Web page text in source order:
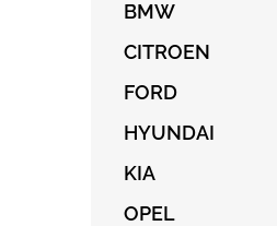
BMW
CITROEN
FORD
HYUNDAI
KIA
OPEL